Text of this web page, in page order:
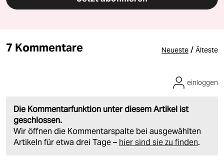
7 Kommentare Neueste / Älteste
Die Kommentarfunktion unter diesem Artikel ist
geschlossen.
Wir öffnen die Kommentarspalte bei ausgewählten
Artikeln für etwa drei Tage – hier sind sie zu finden.
einloggen